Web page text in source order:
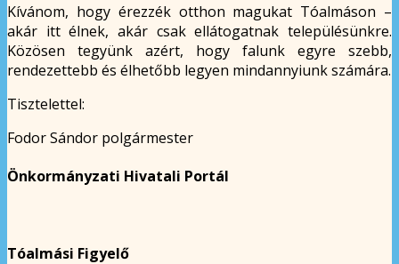
Kívánom, hogy érezzék otthon magukat Tóalmáson –
akár itt élnek, akár csak ellátogatnak településünkre.
Közösen tegyünk azért, hogy falunk egyre szebb,
rendezettebb és élhetőbb legyen mindannyiunk számára.
Tisztelettel:
Fodor Sándor polgármester
Önkormányzati Hivatali Portál
Tóalmási Figyelő